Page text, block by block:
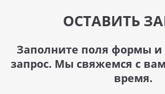
ОСТАВИТЬ
Заполните поля формы и
запрос. Мы свяжемся с
время.